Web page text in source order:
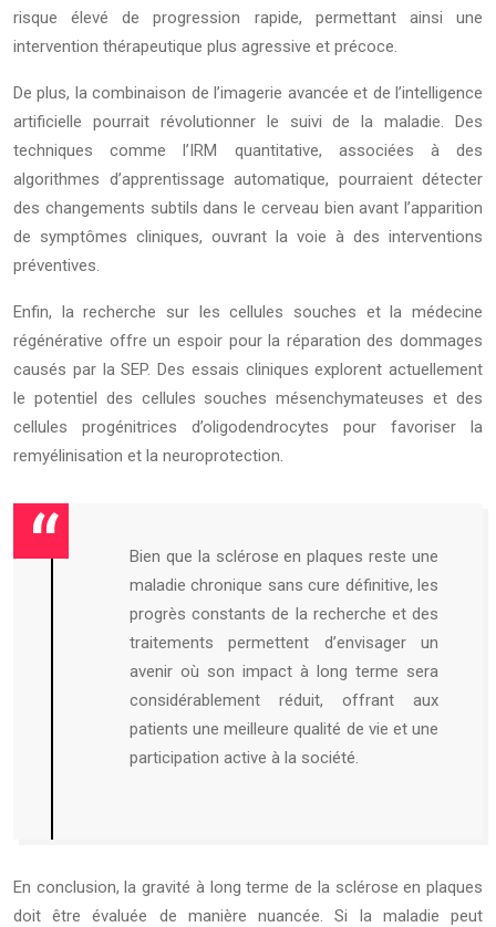
risque élevé de progression rapide, permettant ainsi une
intervention thérapeutique plus agressive et précoce.
De plus, la combinaison de l’imagerie avancée et de l’intelligence
artificielle pourrait révolutionner le suivi de la maladie. Des
techniques comme l’IRM quantitative, associées à des
algorithmes d’apprentissage automatique, pourraient détecter
des changements subtils dans le cerveau bien avant l’apparition
de symptômes cliniques, ouvrant la voie à des interventions
préventives.
Enfin, la recherche sur les cellules souches et la médecine
régénérative offre un espoir pour la réparation des dommages
causés par la SEP. Des essais cliniques explorent actuellement
le potentiel des cellules souches mésenchymateuses et des
cellules progénitrices d’oligodendrocytes pour favoriser la
remyélinisation et la neuroprotection.
Bien que la sclérose en plaques reste une
maladie chronique sans cure définitive, les
progrès constants de la recherche et des
traitements permettent d’envisager un
avenir où son impact à long terme sera
considérablement réduit, offrant aux
patients une meilleure qualité de vie et une
participation active à la société.
En conclusion, la gravité à long terme de la sclérose en plaques
doit être évaluée de manière nuancée. Si la maladie peut